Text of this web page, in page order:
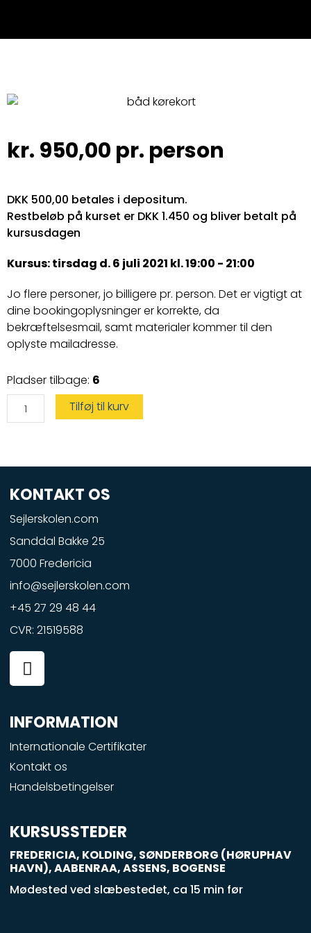
kr. 950,00 pr. person
DKK 500,00 betales i depositum.
Restbeløb på kurset er DKK 1.450 og bliver betalt på
kursusdagen
Kursus: tirsdag d. 6 juli 2021 kl. 19:00 - 21:00
Jo flere personer, jo billigere pr. person. Det er vigtigt at
dine bookingoplysninger er korrekte, da
bekræftelsesmail, samt materialer kommer til den
oplyste mailadresse.
Pladser tilbage: 6
Vandscootercertifikat
antal
Tilføj til kurv
KONTAKT OS
Sejlerskolen.com
Sanddal Bakke 25
7000 Fredericia
info@sejlerskolen.com
+45 27 29 48 44
CVR: 21519588
F
a
c
e
b
o
o
k
-
q
u
a
r
INFORMATION
Internationale Certifikater
Kontakt os
Handelsbetingelser
KURSUSSTEDER
FREDERICIA, KOLDING, SØNDERBORG (HØRUPHAV
HAVN), AABENRAA, ASSENS, BOGENSE
Mødested ved slæbestedet, ca 15 min før